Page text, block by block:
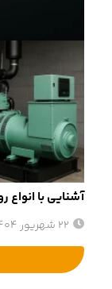
آشنایی با
22 شهریور 1404